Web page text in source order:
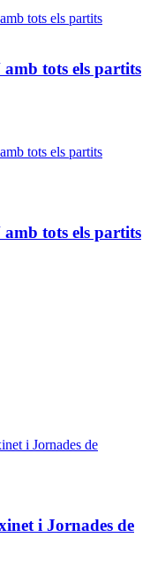
tots els partits
tots els partits
i Jornades de